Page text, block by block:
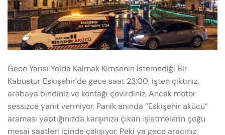
Gece Yarısı Yolda Kalmak Kimsenin İstemediği Bir
Kabustur Eskişehir’de gece saat 23:00, işten çıktınız,
arabaya bindiniz ve kontağı çevirdiniz. Ancak motor
sessizce yanıt vermiyor. Panik anında “Eskişehir akücü”
araması yaptığınızda karşınıza çıkan işletmelerin çoğu
mesai saatleri içinde çalışıyor. Peki ya gece aracınız